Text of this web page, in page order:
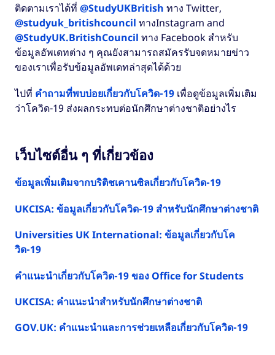
ด้านสุขภาพกายและสุขภาพจิตด้วย
นักศึกษาต่างชาติทุกคนสามารถเข้าถึงบริการของ
NHS ซึ่งเป็นบริการที่รวมอยู่ในการขอวีซ่านักเรียน
แล้ว โดยผู้สมัครจะจ่ายค่าธรรมเนียมสุขภาพ
(Immigration Health Surcharge) ซึ่งอยู่ที่ 470
ปอนด์ต่อปี ช่วยให้สามารถเข้าใช้บริการของ NHS ได้
โดยไม่มีค่าใช้จ่ายเพิ่มเติม (ยกเว้นบริการบางประเภท
ระบบสาธารณสุข
ควรทำตามคำแนะนำในแต่ละภูมิภาคของสหราช
อาณาจักร ที่คุณอาศัยอยู่หรือกำลังวางแผนที่จะไป
ศึกษาต่อ คำแนะนำและข้อกำหนดด้านสาธารณสุข
เกี่ยวกับโควิด-19 อาจแตกต่างกันระหว่าง 4 ส่วนของ
สหราชอาณาจักร อ่านข้อมูลเพิ่มเติมด้านล่าง:
เกี่ยวกับโควิด-19 ในอังกฤษ
NHS Scotlandและ
ภาพรวมและคำแนะนำ
เกี่ยวกับโควิด-19 ในสกอตแลนด์
NHS Walesและภาพรวมและคำแนะนำเกี่ยว
ติดต่อ TLSหากคุณอยู่ในยุโรป แอฟริกา และ
บางส่วนของตะวันออกกลาง
VFS Global สำหรับประเทศอื่น ๆ
จุดให้บริการของสหราชอาณาจักร (
หากศูนย์ยื่นคำร้องขอวีซ่าในพื้นที่ของคุณปิดเนื่องจาก
ข้อจำกัดของโควิด-19 คุณอาจจะอ่านและทำความ
ต้องใช้ในการยื่นขอวีซ่า
นักศึกษาชาวยุโรป: หากคุณมาจากประเทศในสหภาพ
ยุโรป ไอซ์แลนด์ ลิกเตนสไตน์ นอร์เวย์ หรือสวิตเซอร์
แลนด์ คุณสามารถใช้แอปUK Immigration: ID
ตนของใบสมัครของคุณ
มหาวิทยาลัยสามารถใช้หลักฐานรูปแบบอื่นเพื่อแสดง
อังกฤษ
เวลส์
สกอตแลนด์
ไอร์แลนด์เหนือ
อย่าลืมตรวจสอบคำแนะนำการเดินทางในประเทศ
สิ่งสำคัญคือ ต้องติดต่อสอบถามกับทางมหาวิทยาลัย
เมื่อวางแผนการเดินทาง
เราทราบดีว่าการใช้ชีวิตในต่างประเทศเป็นเรื่องที่
หลายคนอาจมีความกังวล แต่มั่นใจได้ว่ามหาวิทยาลัย
ต่าง ๆ มีความมุ่งมั่นในการให้ข้อมูลที่เป็นประโยชน์
ในการวางแผนก่อนเดินทางมาที่สหราชอาณาจักร
รวมถึงเตรียมการต้อนรับอันอบอุ่นและพร้อมให้คำ
มหาวิทยาลัย ติดต่อมหาวิทยาลัยของคุณเพื่อทราบสิ่ง
ในการเดินทางล่าสุด
ติดตามเราได้ที่ @StudyUKBritish ทาง Twitter,
@studyuk_britishcouncil ทางInstagram and
@StudyUK.BritishCouncil ทาง Facebook สำหรับ
ข้อมูลอัพเดทต่าง ๆ คุณยังสามารถสมัครรับจดหมายข่าว
ของเราเพื่อรับข้อมูลอัพเดทล่าสุดได้ด้วย
ไปที่ คำถามที่พบบ่อยเกี่ยวกับโควิด-19 เพื่อดูข้อมูลเพิ่มเติม
ว่าโควิด-19 ส่งผลกระทบต่อนักศึกษาต่างชาติอย่างไร
เว็บไซต์อื่น ๆ ที่เกี่ยวข้อง
ข้อมูลเพิ่มเติมจากบริติชเคานซิลเกี่ยวกับโควิด-19
UKCISA: ข้อมูลเกี่ยวกับโควิด-19 สำหรับนักศึกษาต่างชาติ
Universities UK International: ข้อมูลเกี่ยวกับโค
วิด-19
คำแนะนำเกี่ยวกับโควิด-19 ของ Office for Students
UKCISA: คำแนะนำสำหรับนักศึกษาต่างชาติ
GOV.UK: คำแนะนำและการช่วยเหลือเกี่ยวกับโควิด-19